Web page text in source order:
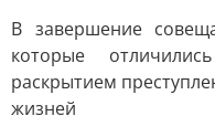
В завершение
которые
раскрытием
жизней